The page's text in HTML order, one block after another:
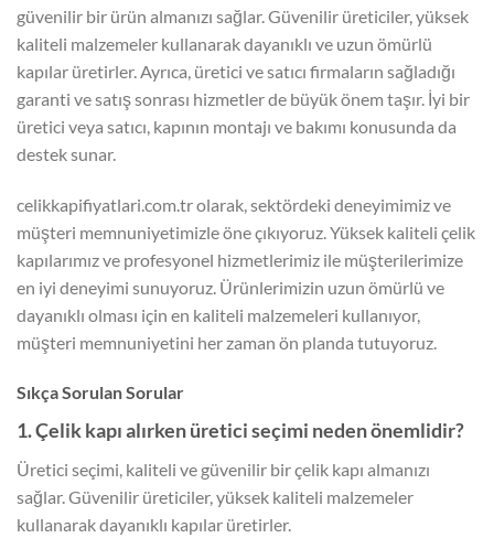
güvenilir bir ürün almanızı sağlar. Güvenilir üreticiler, yüksek
kaliteli malzemeler kullanarak dayanıklı ve uzun ömürlü
kapılar üretirler. Ayrıca, üretici ve satıcı firmaların sağladığı
garanti ve satış sonrası hizmetler de büyük önem taşır. İyi bir
üretici veya satıcı, kapının montajı ve bakımı konusunda da
destek sunar.
celikkapifiyatlari.com.tr olarak, sektördeki deneyimimiz ve
müşteri memnuniyetimizle öne çıkıyoruz. Yüksek kaliteli çelik
kapılarımız ve profesyonel hizmetlerimiz ile müşterilerimize
en iyi deneyimi sunuyoruz. Ürünlerimizin uzun ömürlü ve
dayanıklı olması için en kaliteli malzemeleri kullanıyor,
müşteri memnuniyetini her zaman ön planda tutuyoruz.
Sıkça Sorulan Sorular
1. Çelik kapı alırken üretici seçimi neden önemlidir?
Üretici seçimi, kaliteli ve güvenilir bir çelik kapı almanızı
sağlar. Güvenilir üreticiler, yüksek kaliteli malzemeler
kullanarak dayanıklı kapılar üretirler.